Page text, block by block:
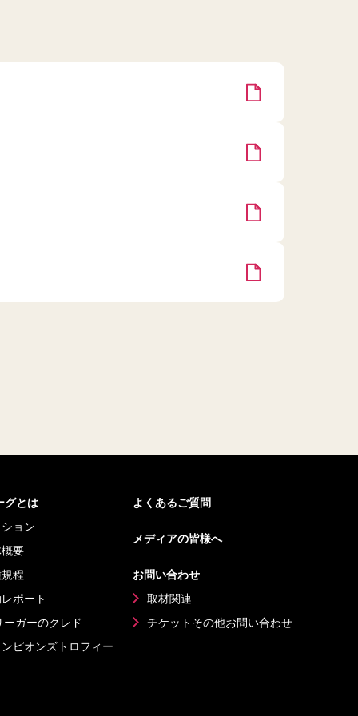
グとは
ョン
要
程
ポート
ーガーのクレド
ピオンズ トロフィー
よくあるご質問
メディアの皆様へ
お問い合わせ
取材関連
チケットその他お問い合わせ